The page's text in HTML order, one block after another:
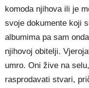
komoda njihova ili je
svoje dokumente koji
albumima pa sam
njihovoj obitelji.
umro. Oni žive na
rasprodavati stvari,